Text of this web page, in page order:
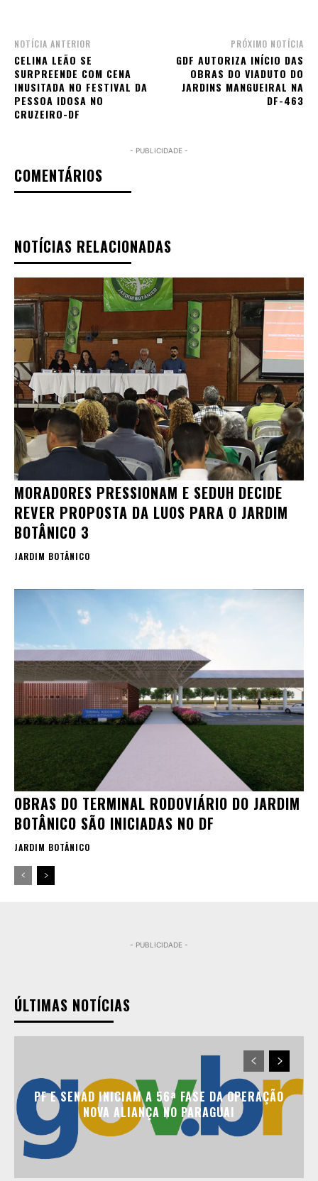
NOTÍCIA ANTERIOR
CELINA LEÃO SE
SURPREENDE COM CENA
INUSITADA NO FESTIVAL DA
PESSOA IDOSA NO
CRUZEIRO-DF
PRÓXIMO NOTÍCIA
GDF AUTORIZA INÍCIO DAS
OBRAS DO VIADUTO DO
JARDINS MANGUEIRAL NA
DF-463
- PUBLICIDADE -
COMENTÁRIOS
NOTÍCIAS RELACIONADAS
MORADORES PRESSIONAM E SEDUH DECIDE
REVER PROPOSTA DA LUOS PARA O JARDIM
BOTÂNICO 3
JARDIM BOTÂNICO
OBRAS DO TERMINAL RODOVIÁRIO DO JARDIM
BOTÂNICO SÃO INICIADAS NO DF
JARDIM BOTÂNICO
- PUBLICIDADE -
ÚLTIMAS NOTÍCIAS
PF E SENAD INICIAM A 56ª FASE DA OPERAÇÃO
NOVA ALIANÇA NO PARAGUAI